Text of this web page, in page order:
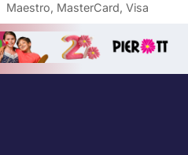
Maestro, MasterCard, Visa